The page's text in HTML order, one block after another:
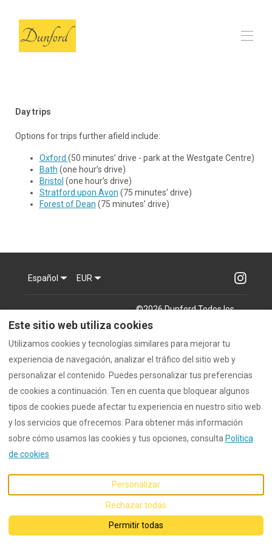
Preguntas frecuentes
Contacto
Day trips
Options for trips further afield include:
Oxford (50 minutes’ drive - park at the Westgate Centre)
Bath (one hour’s drive)
Bristol (one hour’s drive)
Stratford upon Avon (75 minutes’ drive)
Forest of Dean (75 minutes’ drive)
Español EUR
©2026DunfordTodos los
derechos reservados
Powered by
Este sitio web utiliza cookies
Utilizamos cookies y tecnologías similares para mejorar tu
experiencia de navegación, analizar el tráfico del sitio web y
personalizar el contenido. Puedes personalizar tus preferencias
de cookies a continuación. Ten en cuenta que bloquear algunos
tipos de cookies puede afectar tu experiencia en nuestro sitio web
y los servicios que ofrecemos. Para obtener más información
sobre cómo usamos las cookies y tus opciones, consulta Política
de cookies
Personalizar
Rechazar todas
Permitir todas